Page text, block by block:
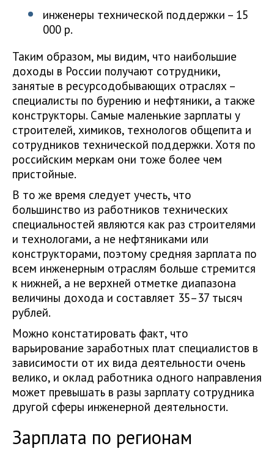
инженеры технической поддержки – 15
000 р.
Таким образом, мы видим, что наибольшие
доходы в России получают сотрудники,
занятые в ресурсодобывающих отраслях –
специалисты по бурению и нефтяники, а также
конструкторы. Самые маленькие зарплаты у
строителей, химиков, технологов общепита и
сотрудников технической поддержки. Хотя по
российским меркам они тоже более чем
пристойные.
В то же время следует учесть, что
большинство из работников технических
специальностей являются как раз строителями
и технологами, а не нефтяниками или
конструкторами, поэтому средняя зарплата по
всем инженерным отраслям больше стремится
к нижней, а не верхней отметке диапазона
величины дохода и составляет 35–37 тысяч
рублей.
Можно констатировать факт, что
варьирование заработных плат специалистов в
зависимости от их вида деятельности очень
велико, и оклад работника одного направления
может превышать в разы зарплату сотрудника
другой сферы инженерной деятельности.
Зарплата по регионам